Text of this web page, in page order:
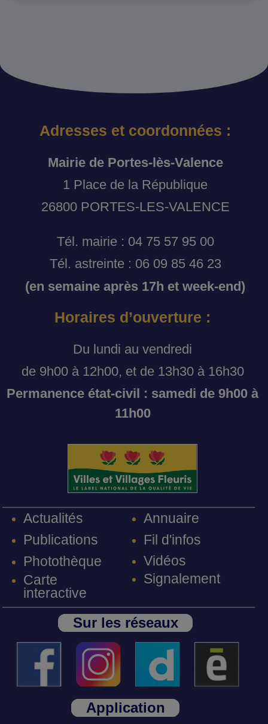
Adresses et coordonnées :
Mairie de Portes-lès-Valence
1 Place de la République
26800 PORTES-LES-VALENCE
Tél. mairie : 04 75 57 95 00
Tél. astreinte : 06 09 85 46 23
(en semaine après 17h et week-end)
Horaires d’ouverture :
Du lundi au vendredi
de 9h00 à 12h00, et de 13h30 à 16h30
Permanence état-civil : samedi de 9h00 à
11h00
Actualités
Publications
Photothèque
Carte
interactive
Annuaire
Fil d'infos
Vidéos
Signalement
Sur les réseaux
Application